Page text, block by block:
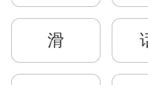
滑